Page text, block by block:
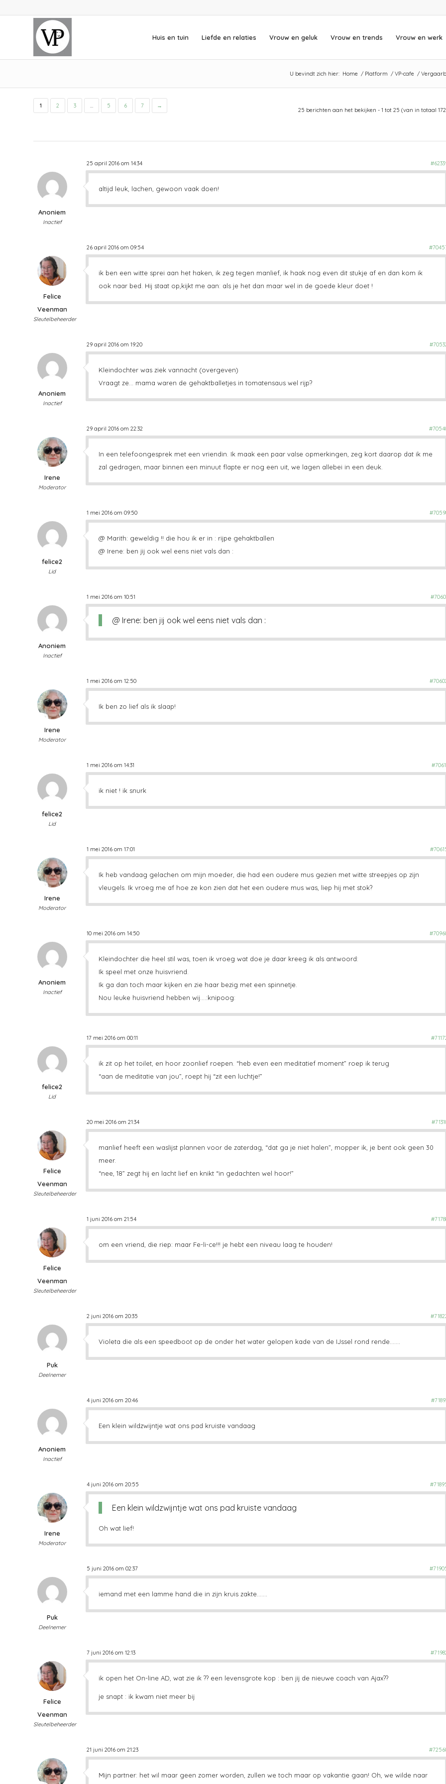
Huis en tuin Liefde en relaties Vrouw en geluk Vrouw en trends Vrouw en werk
U bevindt zich hier: Home / Platform / VP-cafe /
25 berichten aan het bekijken - 1 tot 25 (van in totaal
1 2 3 … 5 6 7 →
25 april 2016 om 14:34
Anoniem
Inactief
altijd leuk, lachen, gewoon vaak doen!
26 april 2016 om 09:54
Felice
Veenman
Sleutelbeheerder
ik ben een witte sprei aan het haken, ik zeg tegen manlief, ik haak nog even dit stukje af en dan kom ik
ook naar bed. Hij staat op,kijkt me aan: als je het dan maar wel in de goede kleur doet !
29 april 2016 om 19:20
Anoniem
Inactief
Kleindochter was ziek vannacht (overgeven)
Vraagt ze… mama waren de gehaktballetjes in tomatensaus wel rijp?
29 april 2016 om 22:32
Irene
Moderator
In een telefoongesprek met een vriendin. Ik maak een paar valse opmerkingen, zeg kort daarop dat ik me
zal gedragen, maar binnen een minuut flapte er nog een uit, we lagen allebei in een deuk.
1 mei 2016 om 09:50
felice2
Lid
@ Marith: geweldig !! die hou ik er in : rijpe gehaktballen
@ Irene: ben jij ook wel eens niet vals dan :
1 mei 2016 om 10:51
Anoniem
Inactief
@ Irene: ben jij ook wel eens niet vals dan :
1 mei 2016 om 12:50
Irene
Moderator
Ik ben zo lief als ik slaap!
1 mei 2016 om 14:31
felice2
Lid
ik niet ! ik snurk
1 mei 2016 om 17:01
Irene
Moderator
Ik heb vandaag gelachen om mijn moeder, die had een oudere mus gezien met witte streepjes op zijn
vleugels. Ik vroeg me af hoe ze kon zien dat het een oudere mus was, liep hij met stok?
10 mei 2016 om 14:50
Anoniem
Inactief
Kleindochter die heel stil was, toen ik vroeg wat doe je daar kreeg ik als antwoord:
Ik speel met onze huisvriend.
Ik ga dan toch maar kijken en zie haar bezig met een spinnetje.
Nou leuke huisvriend hebben wij….:knipoog:
17 mei 2016 om 00:11
felice2
Lid
ik zit op het toilet, en hoor zoonlief roepen. “heb even een meditatief moment” roep ik terug
“aan de meditatie van jou”, roept hij “zit een luchtje!”
20 mei 2016 om 21:34
Felice
Veenman
Sleutelbeheerder
manlief heeft een waslijst plannen voor de zaterdag, “dat ga je niet halen”, mopper ik, je bent ook geen 30
meer.
“nee, 18” zegt hij en lacht lief en knikt “in gedachten wel hoor!”
1 juni 2016 om 21:54
Felice
Veenman
Sleutelbeheerder
om een vriend, die riep: maar Fe-li-ce!!! je hebt een niveau laag te houden!
2 juni 2016 om 20:35
Puk
Deelnemer
Violeta die als een speedboot op de onder het water gelopen kade van de IJssel rond rende…….
4 juni 2016 om 20:46
Anoniem
Inactief
Een klein wildzwijntje wat ons pad kruiste vandaag
4 juni 2016 om 20:55
Irene
Moderator
Een klein wildzwijntje wat ons pad kruiste vandaag
Oh wat lief!
5 juni 2016 om 02:37
Puk
Deelnemer
iemand met een lamme hand die in zijn kruis zakte…….
7 juni 2016 om 12:13
Felice
Veenman
Sleutelbeheerder
ik open het On-line AD, wat zie ik ?? een levensgrote kop : ben jij de nieuwe coach van Ajax??
je snapt : ik kwam niet meer bij
21 juni 2016 om 21:23
Mijn partner: het wil maar geen zomer worden, zullen we toch maar op vakantie gaan! Oh, we wilde naar